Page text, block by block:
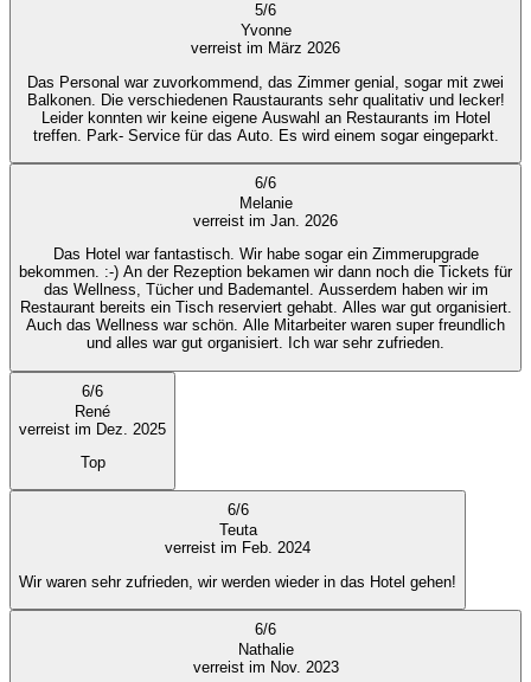
5/6
Yvonne
verreist im März 2026
Das Personal war zuvorkommend, das Zimmer genial, sogar mit zwei
Balkonen. Die verschiedenen Raustaurants sehr qualitativ und lecker!
Leider konnten wir keine eigene Auswahl an Restaurants im Hotel
treffen. Park- Service für das Auto. Es wird einem sogar eingeparkt.
6/6
Melanie
verreist im Jan. 2026
Das Hotel war fantastisch. Wir habe sogar ein Zimmerupgrade
bekommen. :-) An der Rezeption bekamen wir dann noch die Tickets für
das Wellness, Tücher und Bademantel. Ausserdem haben wir im
Restaurant bereits ein Tisch reserviert gehabt. Alles war gut organisiert.
Auch das Wellness war schön. Alle Mitarbeiter waren super freundlich
und alles war gut organisiert. Ich war sehr zufrieden.
6/6
René
verreist im Dez. 2025
Top
6/6
Teuta
verreist im Feb. 2024
Wir waren sehr zufrieden, wir werden wieder in das Hotel gehen!
6/6
Nathalie
verreist im Nov. 2023